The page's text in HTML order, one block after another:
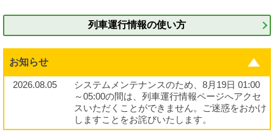
列車運行情報の使い方
お知らせ
2026.08.05
システムメンテナンスのため、8月19日 01:00
～05:00の間は、列車運行情報ページへアクセ
スいただくことができません。ご迷惑をおかけ
しますことをお詫びいたします。